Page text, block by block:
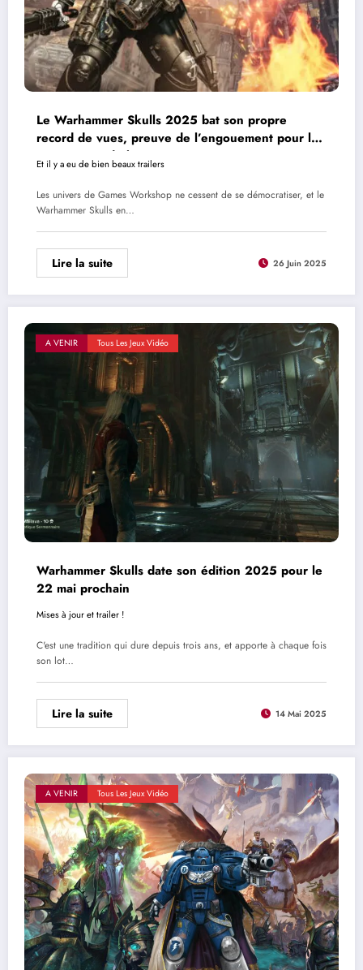
Le Warhammer Skulls 2025 bat son propre
record de vues, preuve de l’engouement pour les
univers grimdark
Et il y a eu de bien beaux trailers
Les univers de Games Workshop ne cessent de se démocratiser, et le
Warhammer Skulls en…
Lire la suite 26 Juin 2025
A VENIR Tous Les Jeux Vidéo
Warhammer Skulls date son édition 2025 pour le
22 mai prochain
Mises à jour et trailer !
C'est une tradition qui dure depuis trois ans, et apporte à chaque fois
son lot…
Lire la suite 14 Mai 2025
A VENIR Tous Les Jeux Vidéo